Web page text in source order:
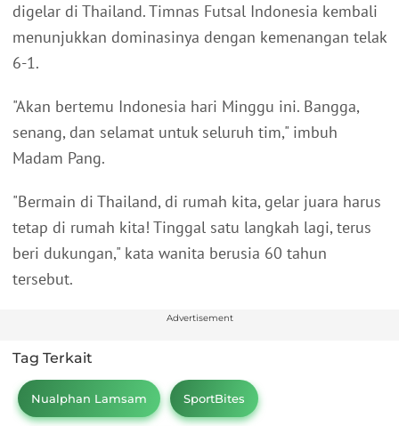
digelar di Thailand. Timnas Futsal Indonesia kembali
menunjukkan dominasinya dengan kemenangan telak
6-1.
"Akan bertemu Indonesia hari Minggu ini. Bangga,
senang, dan selamat untuk seluruh tim," imbuh
Madam Pang.
"Bermain di Thailand, di rumah kita, gelar juara harus
tetap di rumah kita! Tinggal satu langkah lagi, terus
beri dukungan," kata wanita berusia 60 tahun
tersebut.
Advertisement
Tag Terkait
Nualphan Lamsam SportBites